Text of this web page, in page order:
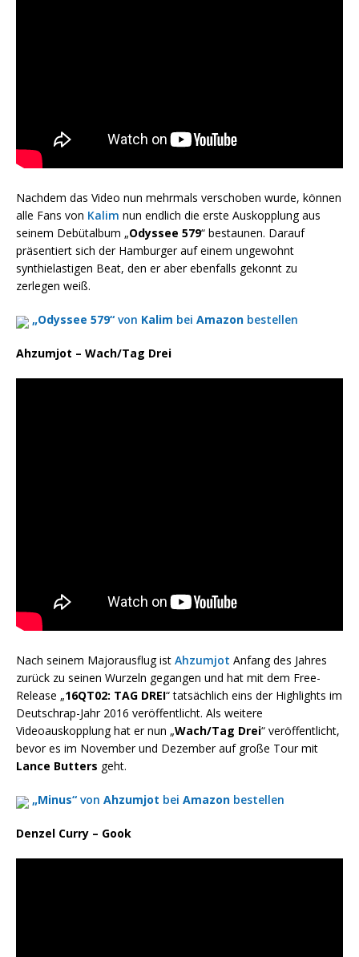
Nachdem das Video nun mehrmals verschoben wurde, können
alle Fans von Kalim nun endlich die erste Auskopplung aus
seinem Debütalbum „Odyssee 579“ bestaunen. Darauf
präsentiert sich der Hamburger auf einem ungewohnt
synthielastigen Beat, den er aber ebenfalls gekonnt zu
zerlegen weiß.
„Odyssee 579“ von Kalim bei Amazon bestellen
Ahzumjot – Wach/Tag Drei
Nach seinem Majorausflug ist Ahzumjot Anfang des Jahres
zurück zu seinen Wurzeln gegangen und hat mit dem Free-
Release „16QT02: TAG DREI“ tatsächlich eins der Highlights im
Deutschrap-Jahr 2016 veröffentlicht. Als weitere
Videoauskopplung hat er nun „Wach/Tag Drei“ veröffentlicht,
bevor es im November und Dezember auf große Tour mit
Lance Butters geht.
„Minus“ von Ahzumjot bei Amazon bestellen
Denzel Curry – Gook